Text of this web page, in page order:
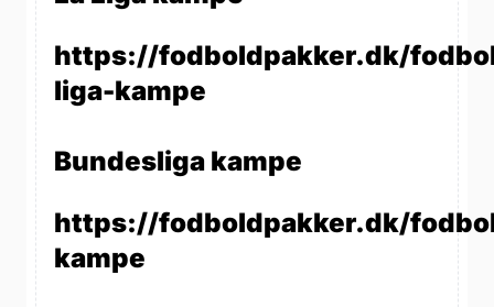
https://fodboldpakker.dk/
liga-kampe
Bundesliga kampe
https://fodboldpakker.dk/
kampe